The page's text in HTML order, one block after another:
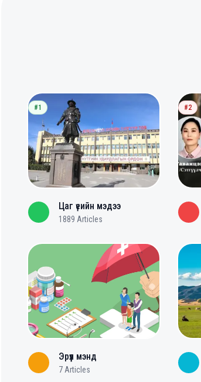
#1
Цаг үеийн мэдээ
1889 Articles
#2
Эрүүл мэнд
7 Articles